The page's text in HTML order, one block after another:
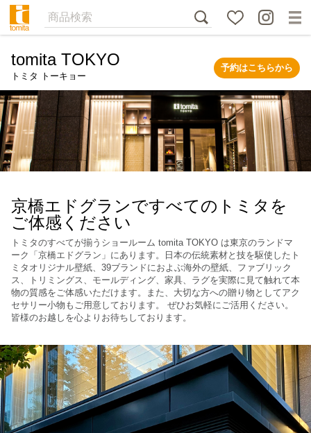
tomita TOKYO
トミタ トーキョー
予約はこちらから
京橋エドグランですべてのトミタを
ご体感ください
トミタのすべてが揃うショールーム tomita TOKYO は東京のランドマ
ーク「京橋エドグラン」にあります。日本の伝統素材と技を駆使したト
ミタオリジナル壁紙、39ブランドにおよぶ海外の壁紙、ファブリック
ス、トリミングス、モールディング、家具、ラグを実際に見て触れて本
物の質感をご体感いただけます。また、大切な方への贈り物としてアク
セサリー小物もご用意しております。 ぜひお気軽にご活用ください。
皆様のお越しを心よりお待ちしております。